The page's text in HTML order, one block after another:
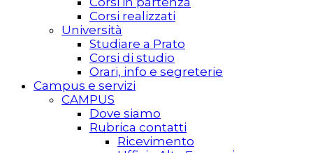
Corsi realizzati
Università
Studiare a Prato
Corsi di studio
Orari, info e segreterie
Campus e servizi
CAMPUS
Dove siamo
Rubrica contatti
Ricevimento